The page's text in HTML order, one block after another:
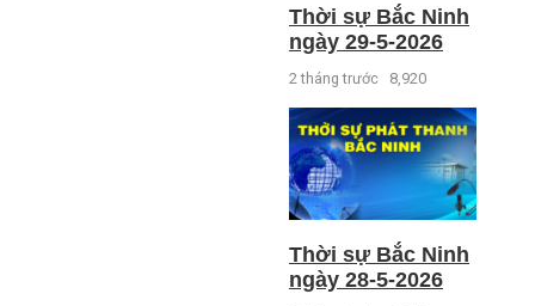
Thời sự Bắc Ninh
ngày 29-5-2026
2 tháng trước 8,920
Thời sự Bắc Ninh
ngày 28-5-2026